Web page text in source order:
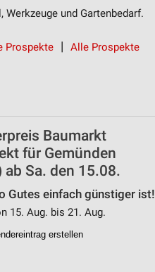
und Gartenbedarf.
Prospekte Alle Prospekte
Baumarkt
für Gemünden
ab Sa. den 15.08.
Gutes einfach günstiger ist!
15. Aug. bis 21. Aug.
erstellen